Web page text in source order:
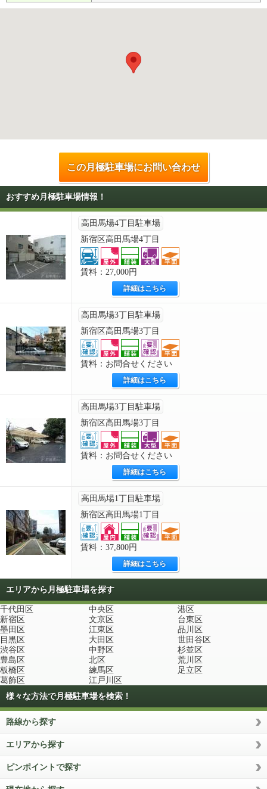
この月極駐車場にお問い合わせ
おすすめ月極駐車場情報！
高田馬場4丁目駐車場
新宿区高田馬場4丁目
賃料：27,000円
詳細はこちら
高田馬場3丁目駐車場
新宿区高田馬場3丁目
賃料：お問合せください
詳細はこちら
高田馬場3丁目駐車場
新宿区高田馬場3丁目
賃料：お問合せください
詳細はこちら
高田馬場1丁目駐車場
新宿区高田馬場1丁目
賃料：37,800円
詳細はこちら
エリアから月極駐車場を探す
千代田区 中央区
港区
新宿区
文京区
台東区
墨田区
江東区
品川区
目黒区
大田区
世田谷区
渋谷区
中野区
杉並区
豊島区
北区
荒川区
板橋区
練馬区
足立区
葛飾区
江戸川区
様々な方法で月極駐車場を検索！
路線から探す
エリアから探す
ピンポイントで探す